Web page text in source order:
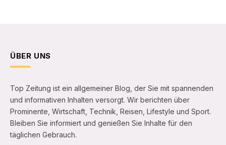
ÜBER UNS
Top Zeitung ist ein allgemeiner Blog, der Sie mit spannenden
und informativen Inhalten versorgt. Wir berichten über
Prominente, Wirtschaft, Technik, Reisen, Lifestyle und Sport.
Bleiben Sie informiert und genießen Sie Inhalte für den
täglichen Gebrauch.